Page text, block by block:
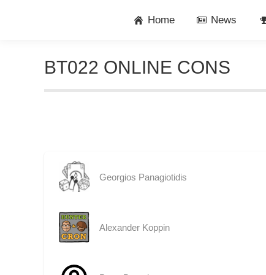
Home News
BT022 ONLINE CONS
Georgios Panagiotidis
Alexander Koppin